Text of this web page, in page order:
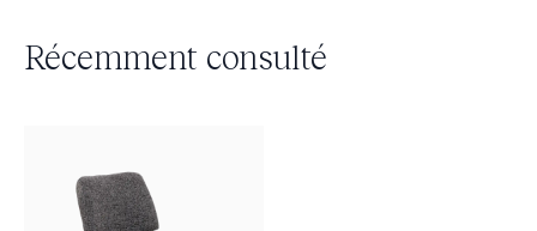
Récemment consulté